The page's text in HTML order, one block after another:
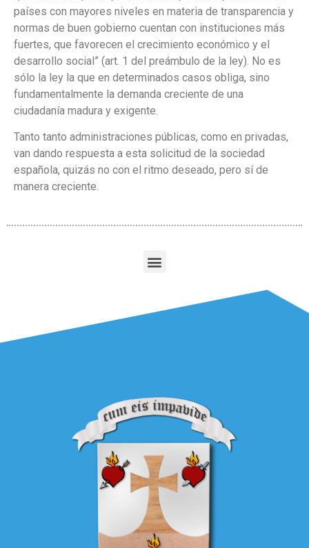
países con mayores niveles en materia de transparencia y
normas de buen gobierno cuentan con instituciones más
fuertes, que favorecen el crecimiento económico y el
desarrollo social” (art. 1 del preámbulo de la ley). No es
sólo la ley la que en determinados casos obliga, sino
fundamentalmente la demanda creciente de una
ciudadanía madura y exigente.
Tanto tanto administraciones públicas, como en privadas,
van dando respuesta a esta solicitud de la sociedad
española, quizás no con el ritmo deseado, pero sí de
manera creciente.